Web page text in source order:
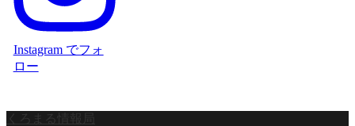
Instagram でフォ
ロー
くろまる情報局